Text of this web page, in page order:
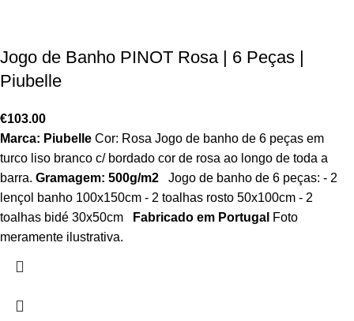
Jogo de Banho PINOT Rosa | 6 Peças |
Piubelle
€103.00
Marca: Piubelle Cor: Rosa Jogo de banho de 6 peças em
turco liso branco c/ bordado cor de rosa ao longo de toda a
barra. Gramagem: 500g/m2 Jogo de banho de 6 peças: - 2
lençol banho 100x150cm - 2 toalhas rosto 50x100cm - 2
toalhas bidé 30x50cm
Fabricado em Portugal Foto
meramente ilustrativa.